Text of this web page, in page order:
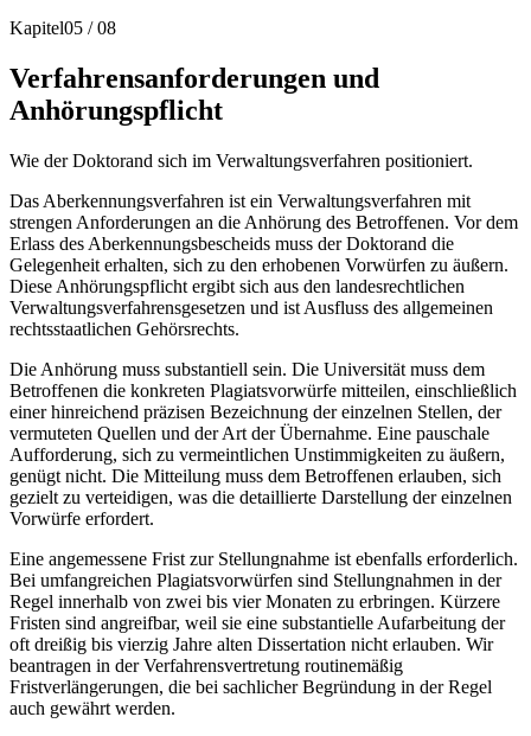
Kapitel05 /08
Verfahrensanforderungen und
Anhörungspflicht
Wie der Doktorand sich im Verwaltungsverfahren positioniert.
Das Aberkennungsverfahren ist ein Verwaltungsverfahren mit
strengen Anforderungen an die Anhörung des Betroffenen. Vor dem
Erlass des Aberkennungsbescheids muss der Doktorand die
Gelegenheit erhalten, sich zu den erhobenen Vorwürfen zu äußern.
Diese Anhörungspflicht ergibt sich aus den landesrechtlichen
Verwaltungsverfahrensgesetzen und ist Ausfluss des allgemeinen
rechtsstaatlichen Gehörsrechts.
Die Anhörung muss substantiell sein. Die Universität muss dem
Betroffenen die konkreten Plagiatsvorwürfe mitteilen, einschließlich
einer hinreichend präzisen Bezeichnung der einzelnen Stellen, der
vermuteten Quellen und der Art der Übernahme. Eine pauschale
Aufforderung, sich zu vermeintlichen Unstimmigkeiten zu äußern,
genügt nicht. Die Mitteilung muss dem Betroffenen erlauben, sich
gezielt zu verteidigen, was die detaillierte Darstellung der einzelnen
Vorwürfe erfordert.
Eine angemessene Frist zur Stellungnahme ist ebenfalls erforderlich.
Bei umfangreichen Plagiatsvorwürfen sind Stellungnahmen in der
Regel innerhalb von zwei bis vier Monaten zu erbringen. Kürzere
Fristen sind angreifbar, weil sie eine substantielle Aufarbeitung der
oft dreißig bis vierzig Jahre alten Dissertation nicht erlauben. Wir
beantragen in der Verfahrensvertretung routinemäßig
Fristverlängerungen, die bei sachlicher Begründung in der Regel
auch gewährt werden.